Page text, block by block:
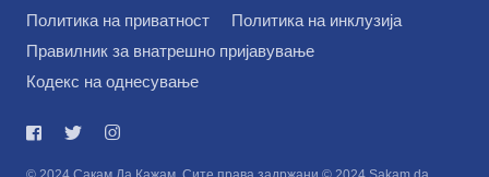
Политика на приватност
Политика на инклузија
Правилник за внатрешно пријавување
Кодекс на однесување